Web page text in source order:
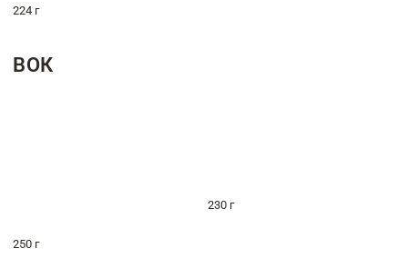
224 г
ВОК
230 г
250 г